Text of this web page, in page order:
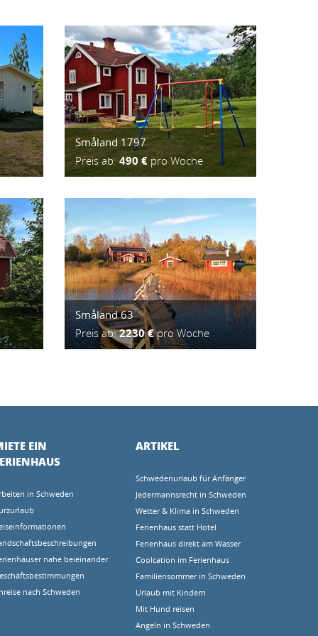
Småland 1797
Preis ab:490 €pro Woche
Småland 63
Preis ab:2230 €pro Woche
EIN
in Schweden
nahe beieinander
nach Schweden
ARTIKEL
Schwedenurlaub für Anfänger
Jedermannsrecht in Schweden
Wetter & Klima in Schweden
Ferienhaus statt Hotel
Ferienhaus direkt am Wasser
Coolcation im Ferienhaus
Familiensommer in Schweden
Urlaub mit Kindern
Mit Hund reisen
Angeln in Schweden